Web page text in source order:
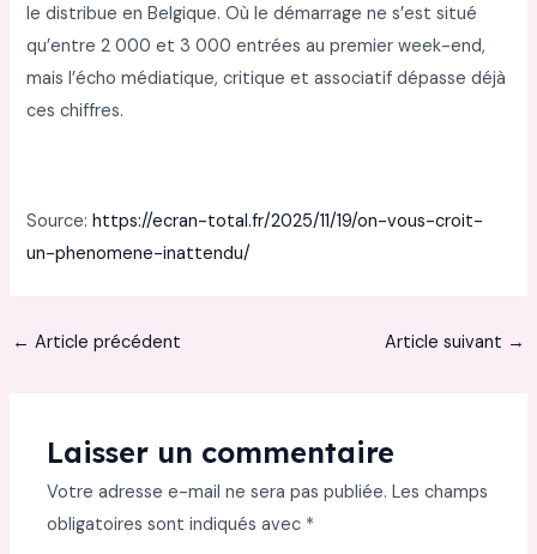
le distribue en Belgique. Où le démarrage ne s’est situé
qu’entre 2 000 et 3 000 entrées au premier week-end,
mais l’écho médiatique, critique et associatif dépasse déjà
ces chiffres.
Source:https://ecran-total.fr/2025/11/19/on-vous-croit-
un-phenomene-inattendu/
← Article précédent Article suivant →
Laisser un commentaire
Votre adresse e-mail ne sera pas publiée. Les champs
obligatoires sont indiqués avec *